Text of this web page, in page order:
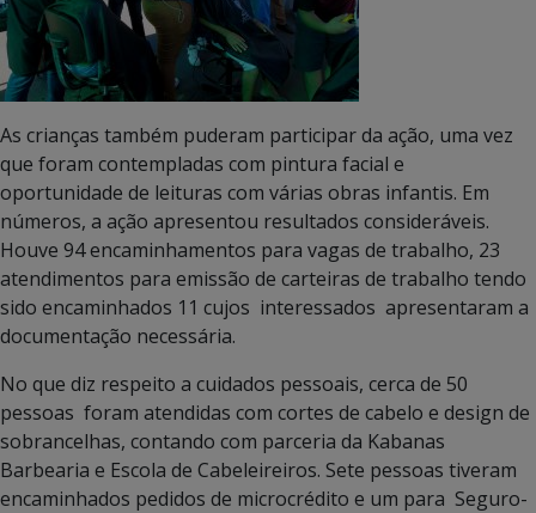
As crianças também puderam participar da ação, uma vez
que foram contempladas com pintura facial e
oportunidade de leituras com várias obras infantis. Em
números, a ação apresentou resultados consideráveis.
Houve 94 encaminhamentos para vagas de trabalho, 23
atendimentos para emissão de carteiras de trabalho tendo
sido encaminhados 11 cujos interessados apresentaram a
documentação necessária.
No que diz respeito a cuidados pessoais, cerca de 50
pessoas foram atendidas com cortes de cabelo e design de
sobrancelhas, contando com parceria da Kabanas
Barbearia e Escola de Cabeleireiros. Sete pessoas tiveram
encaminhados pedidos de microcrédito e um para Seguro-